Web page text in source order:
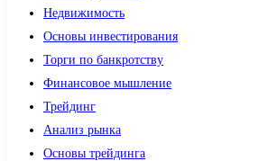
Недвижимость
Основы инвестирования
Торги по банкротству
Финансовое мышление
Трейдинг
Анализ рынка
Основы трейдинга